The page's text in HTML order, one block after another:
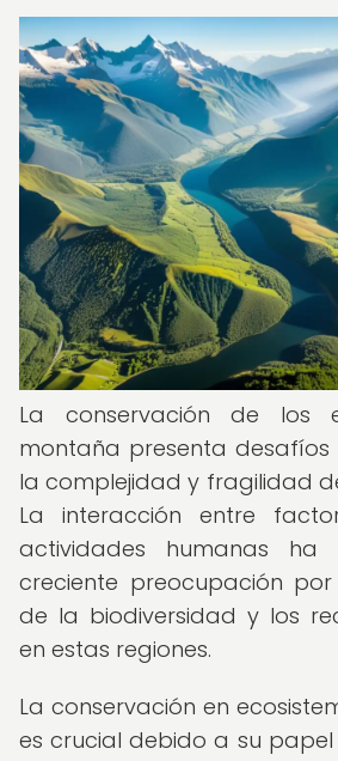
La conservación de los
montaña presenta desafíos
la complejidad y fragilidad
La interacción entre
actividades humanas
creciente preocupación
de la biodiversidad y los
en estas regiones.
La conservación en
es crucial debido a su